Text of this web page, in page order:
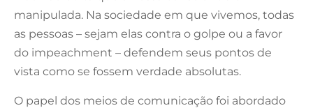
manipulada. Na sociedade em que vivemos, todas
as pessoas – sejam elas contra o golpe ou a favor
do impeachment – defendem seus pontos de
vista como se fossem verdade absolutas.
O papel dos meios de comunicação foi abordado